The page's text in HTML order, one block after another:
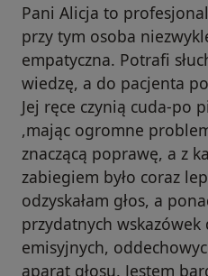
Pani Alicja to
przy tym osoba
empatyczna. Potrafi
wiedzę, a do pacjenta
Jej ręce czynią cuda-po
,mając ogromne
znaczącą poprawę, a z
zabiegiem było coraz
odzyskałam głos, a
przydatnych wskazówek
emisyjnych,
aparat głosu. Jestem